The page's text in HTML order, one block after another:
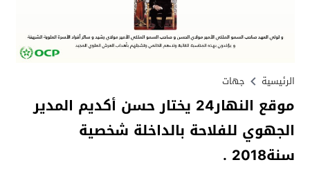
الرئيسية جهات
موقع النهار24 يختار حسن أكديم المدير
الجهوي للفلاحة بالداخلة شخصية
سنة2018 .